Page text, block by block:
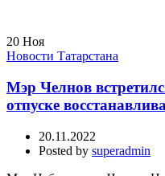
20 Ноя
Новости Татарстана
Мэр Челнов
отпуске
20.11.2022
Posted by superadmin